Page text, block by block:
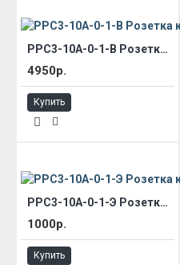
РРС3-10А-0-1-В Розетка кабельная
4950р.
Купить
РРС3-10А-0-1-Э Розетка кабельная
1000р.
Купить